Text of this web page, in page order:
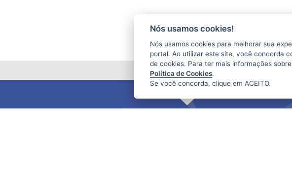
Nós usamos cookies!
Nós usamos cookies para melhorar sua
portal. Ao utilizar este site, você concorda
de cookies. Para ter mais informações
Política de Cookies.
Se você concorda, clique em ACEITO.